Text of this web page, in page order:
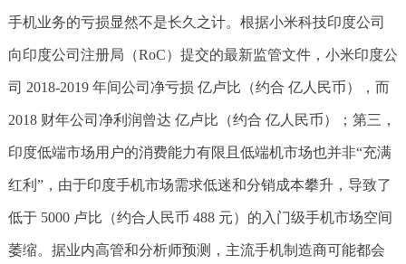
手机业务的亏损显然不是长久之计。根据小米科技印度公司
向印度公司注册局（RoC）提交的最新监管文件，小米印度公
司 2018-2019 年间公司净亏损 亿卢比（约合 亿人民币），而
2018 财年公司净利润曾达 亿卢比（约合 亿人民币）；第三，
印度低端市场用户的消费能力有限且低端机市场也并非“充满
红利”，由于印度手机市场需求低迷和分销成本攀升，导致了
低于 5000 卢比（约合人民币 488 元）的入门级手机市场空间
萎缩。据业内高管和分析师预测，主流手机制造商可能都会